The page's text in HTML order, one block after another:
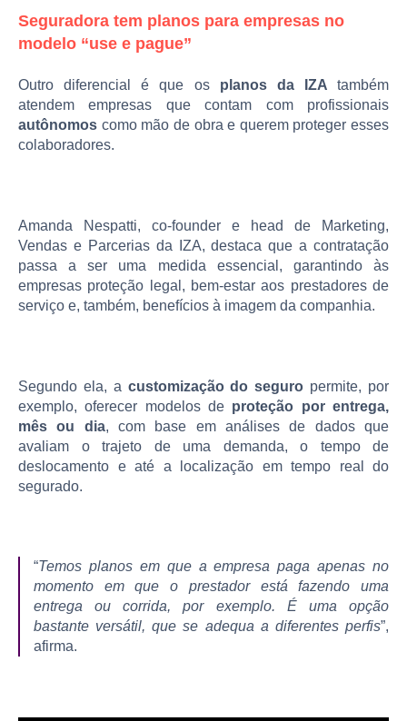
Seguradora tem planos para empresas no
modelo “use e pague”
Outro diferencial é que os planos da IZA também
atendem empresas que contam com profissionais
autônomos como mão de obra e querem proteger esses
colaboradores.
Amanda Nespatti, co-founder e head de Marketing,
Vendas e Parcerias da IZA, destaca que a contratação
passa a ser uma medida essencial, garantindo às
empresas proteção legal, bem-estar aos prestadores de
serviço e, também, benefícios à imagem da companhia.
Segundo ela, a customização do seguro permite, por
exemplo, oferecer modelos de proteção por entrega,
mês ou dia, com base em análises de dados que
avaliam o trajeto de uma demanda, o tempo de
deslocamento e até a localização em tempo real do
segurado.
“Temos planos em que a empresa paga apenas no
momento em que o prestador está fazendo uma
entrega ou corrida, por exemplo. É uma opção
bastante versátil, que se adequa a diferentes perfis”,
afirma.